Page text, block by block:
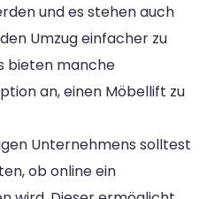
und es stehen auch
Umzug einfacher zu
bieten manche
an, einen Möbellift zu
Unternehmens solltest
ob online ein